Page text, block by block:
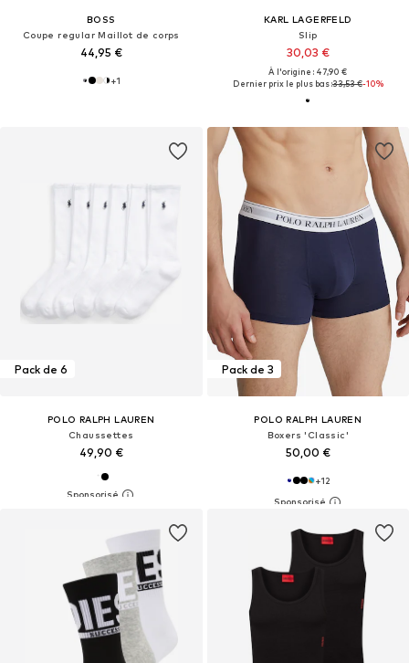
BOSS
Coupe regular Maillot de corps
44,95 €
+1
KARL LAGERFELD
Slip
30,03 €
À l'origine : 47,90 €
Dernier prix le plus bas :33,53 €-10%
Pack de 6
POLO RALPH LAUREN
Chaussettes
49,90 €
Pack de 3
POLO RALPH LAUREN
Boxers 'Classic'
50,00 €
+12